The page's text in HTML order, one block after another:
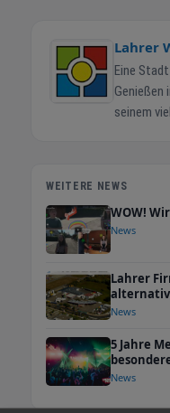
Lahrer
Eine
Genießen
seinem
Stadt zu
WEITERE NEWS
WOW!
News
Lahrer
News
5 Jahre
bevor!
News